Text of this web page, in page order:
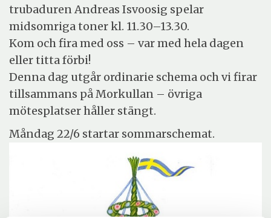
trubaduren Andreas Isvoosig spelar
midsomriga toner kl. 11.30–13.30.
Kom och fira med oss – var med hela dagen
eller titta förbi!
Denna dag utgår ordinarie schema och vi firar
tillsammans på Morkullan – övriga
mötesplatser håller stängt.
Måndag 22/6 startar sommarschemat.